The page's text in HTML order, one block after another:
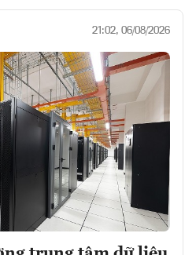
21:02, 06/08/2026